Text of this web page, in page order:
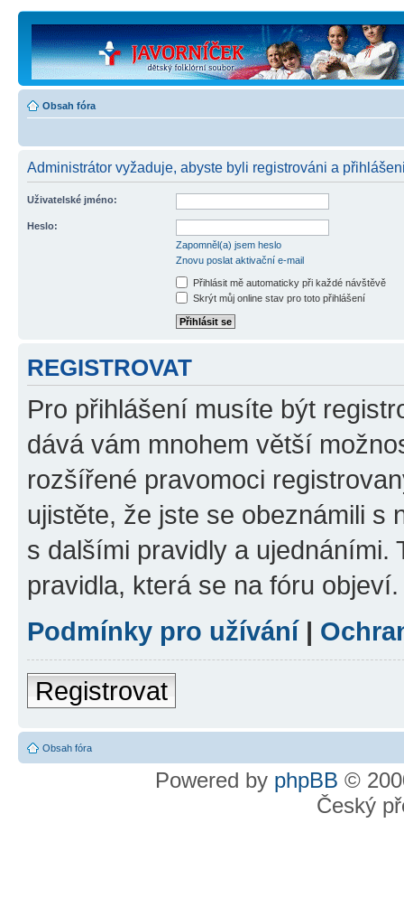
Obsah fóra
Administrátor vyžaduje, abyste byli registrováni a
Uživatelské jméno:
Heslo:
Zapomněl(a) jsem heslo
Znovu poslat aktivační e-mail
Přihlásit mě automaticky při každé návštěvě
Skrýt můj online stav pro toto přihlášení
REGISTROVAT
Pro přihlášení musíte být
dává vám mnohem větší
rozšířené pravomoci
ujistěte, že jste se obeznámili s
s dalšími pravidly a ujednáními.
pravidla, která se na fóru objeví.
Podmínky pro užívání|
Registrovat
Obsah fóra
Powered by phpBB ©
Český